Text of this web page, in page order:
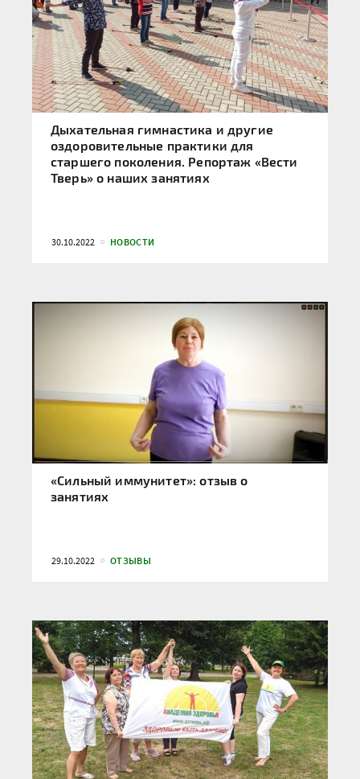
Дыхательная гимнастика и другие
оздоровительные практики для
старшего поколения. Репортаж «Вести
Тверь» о наших занятиях
30.10.2022 НОВОСТИ
«Сильный иммунитет»: отзыв о
занятиях
29.10.2022 ОТЗЫВЫ